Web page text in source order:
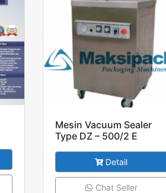
Mesin Vacuum Sealer
Type DZ – 500/2 E
Detail
Chat Seller